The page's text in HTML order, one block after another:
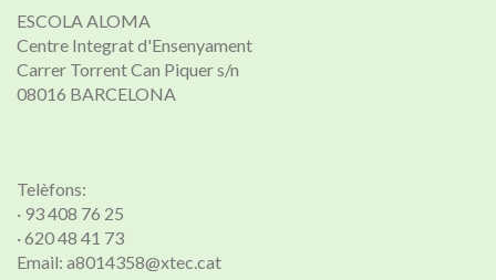
ESCOLA ALOMA
Centre Integrat d'Ensenyament
Carrer Torrent Can Piquer s/n
08016 BARCELONA
Telèfons:
· 93 408 76 25
· 620 48 41 73
Email: a8014358@xtec.cat